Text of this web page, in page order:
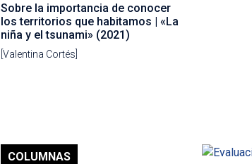
Sobre la importancia de conocer
los territorios que habitamos | «La
niña y el tsunami» (2021)
[Valentina Cortés]
COLUMNAS